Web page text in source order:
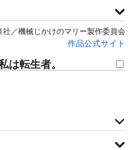
／機械じかけのマリー製作委員会
作品公式サイト
は転生者。